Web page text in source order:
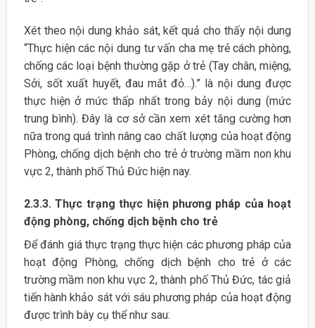
Xét theo nội dung khảo sát, kết quả cho thấy nội dung
“Thực hiện các nội dung tư vấn cha mẹ trẻ cách phòng,
chống các loại bệnh thường gặp ở trẻ (Tay chân, miệng,
Sởi, sốt xuất huyết, đau mắt đỏ…).” là nội dung được
thực hiện ở mức thấp nhất trong bảy nội dung (mức
trung bình). Đây là cơ sở cần xem xét tăng cường hơn
nữa trong quá trình nâng cao chất lượng của hoạt động
Phòng, chống dịch bệnh cho trẻ ở trường mầm non khu
vực 2, thành phố Thủ Đức hiện nay.
2.3.3. Thực trạng thực hiện phương pháp của hoạt
động phòng, chống dịch bệnh cho trẻ
Để đánh giá thực trạng thực hiện các phương pháp của
hoạt động Phòng, chống dịch bệnh cho trẻ ở các
trường mầm non khu vực 2, thành phố Thủ Đức, tác giả
tiến hành khảo sát với sáu phương pháp của hoạt động
được trình bày cụ thể như sau: